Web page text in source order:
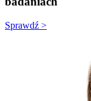
Sprawdź >